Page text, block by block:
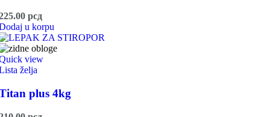
рсд
u korpu
view
želja
plus 4kg